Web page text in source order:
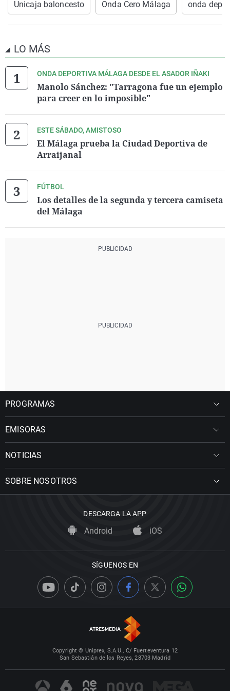
Unicaja baloncesto Onda Cero Málaga onda
LO MÁS
ONDA DEPORTIVA MÁLAGA DESDE EL ASADOR IÑAKI
Manolo Sánchez: "Tarragona fue un ejemplo
para creer en lo imposible"
ESTE SÁBADO, AMISTOSO
El Málaga prueba la Ciudad Deportiva de
Arraijanal
FÚTBOL
Los detalles de la segunda y tercera camiseta
del Málaga
PROGRAMAS
EMISORAS
NOTICIAS
SOBRE NOSOTROS
DESCARGA LA APP
Android iOS
SÍGUENOS EN
Copyright © Uniprex, S.A.U., C/ Fuerteventura 12
San Sebastián de los Reyes, 28703 Madrid